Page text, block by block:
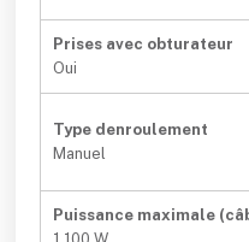
Prises avec obturateur
Oui
Type denroulement
Manuel
Puissance maximale